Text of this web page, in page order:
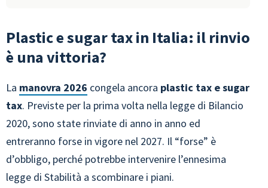
Plastic e sugar tax in Italia: il rinvio
è una vittoria?
La manovra 2026 congela ancora plastic tax e sugar
tax. Previste per la prima volta nella legge di Bilancio
2020, sono state rinviate di anno in anno ed
entreranno forse in vigore nel 2027. Il “forse” è
d’obbligo, perché potrebbe intervenire l’ennesima
legge di Stabilità a scombinare i piani.